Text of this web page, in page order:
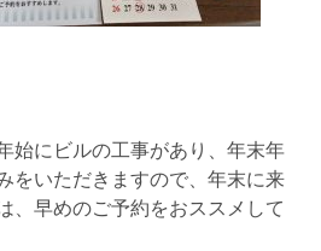
始にビルの工事があり、年末年
をいただきますので、年末に来
、早めのご予約をおススメして